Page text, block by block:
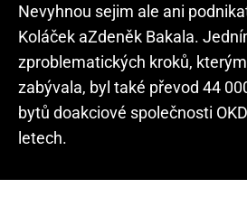
Nevyhnou sejim ale ani
Koláček aZdeněk Bakala.
zproblematických kroků,
zabývala, byl také převod 44
bytů doakciové společnosti
letech.